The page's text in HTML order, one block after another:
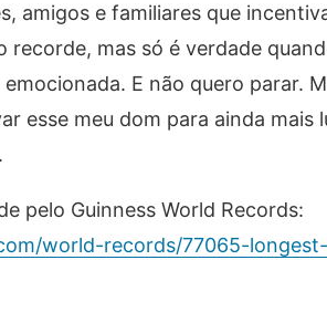
amigos e familiares que
recorde, mas só é verdade
E não quero parar.
esse meu dom para ainda
pelo Guinness World Records:
world-records/77065-